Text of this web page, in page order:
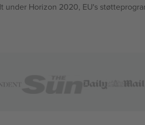
under Horizon 2020, EU's